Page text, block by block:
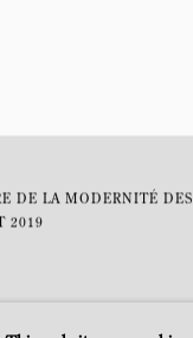
DE LA MODERNITÉ
2019